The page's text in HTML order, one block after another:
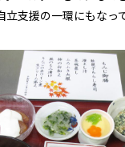
立支援の一環にもなっ